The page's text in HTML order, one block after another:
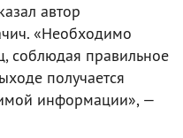
автор
«Необходимо
соблюдая правильное
получается
информации», —